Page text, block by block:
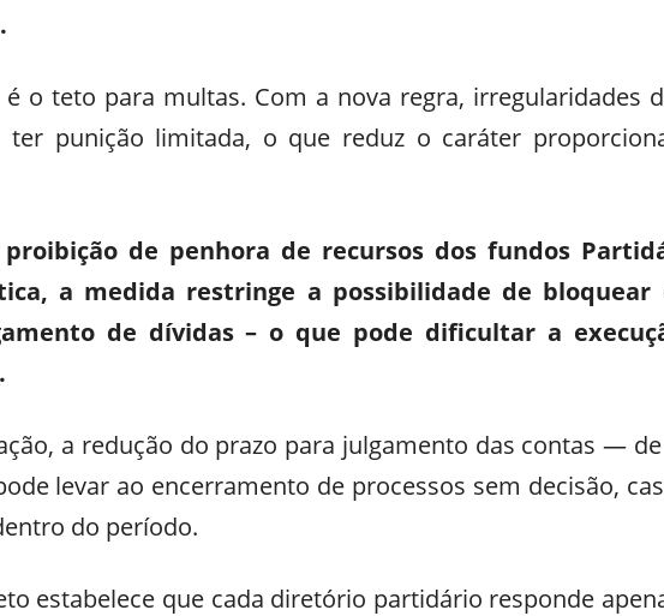
o teto para multas. Com a nova regra, irregularidades
ter punição limitada, o que reduz o caráter
de penhora de recursos dos fundos
a medida restringe a possibilidade de bloquear
de dívidas – o que pode dificultar a
a redução do prazo para julgamento das contas —
levar ao encerramento de processos sem decisão,
do período.
estabelece que cada diretório partidário responde